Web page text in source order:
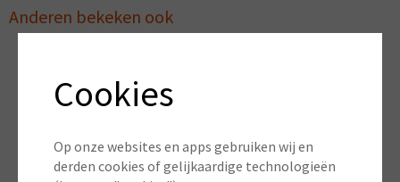
Anderen bekeken ook
Cookies
Op onze websites en apps gebruiken wij en
derden cookies of gelijkaardige technologieën